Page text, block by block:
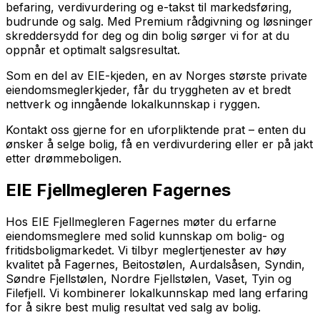
befaring, verdivurdering og e-takst til markedsføring,
budrunde og salg. Med Premium rådgivning og løsninger
skreddersydd for deg og din bolig sørger vi for at du
oppnår et optimalt salgsresultat.
Som en del av EIE-kjeden, en av Norges største private
eiendomsmeglerkjeder, får du tryggheten av et bredt
nettverk og inngående lokalkunnskap i ryggen.
Kontakt oss gjerne for en uforpliktende prat – enten du
ønsker å selge bolig, få en verdivurdering eller er på jakt
etter drømmeboligen.
EIE Fjellmegleren Fagernes
Hos EIE Fjellmegleren Fagernes møter du erfarne
eiendomsmeglere med solid kunnskap om bolig- og
fritidsboligmarkedet. Vi tilbyr meglertjenester av høy
kvalitet på Fagernes, Beitostølen, Aurdalsåsen, Syndin,
Søndre Fjellstølen, Nordre Fjellstølen, Vaset, Tyin og
Filefjell. Vi kombinerer lokalkunnskap med lang erfaring
for å sikre best mulig resultat ved salg av bolig.